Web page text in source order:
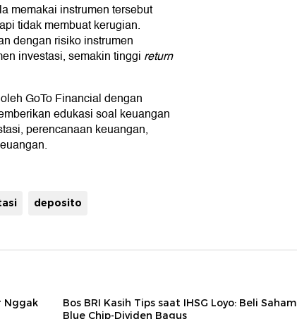
memakai instrumen tersebut
tidak membuat kerugian.
dengan risiko instrumen
investasi, semakin tinggi return
GoTo Financial dengan
edukasi soal keuangan
perencanaan keuangan,
deposito
Nggak
Bos BRI Kasih Tips saat IHSG Loyo: Beli Saham
Blue Chip-Dividen Bagus